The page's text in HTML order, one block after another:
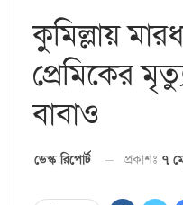
কুমিল্লায়
প্রেমিকের
বাবাও
ডেস্ক রিপোর্ট প্রকাশঃ ৭